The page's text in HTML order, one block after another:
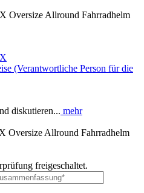
Oversize Allround Fahrradhelm
(Verantwortliche Person für die
diskutieren... mehr
Oversize Allround Fahrradhelm
freigeschaltet.